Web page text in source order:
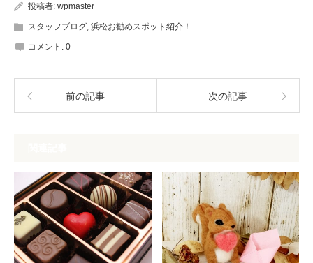
投稿者: wpmaster
スタッフブログ, 浜松お勧めスポット紹介！
コメント: 0
前の記事 次の記事